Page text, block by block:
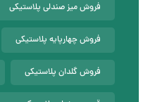
فروش میز صندلی پلاستیکی
فروش چهارپایه پلاستیکی
فروش گلدان پلاستیکی